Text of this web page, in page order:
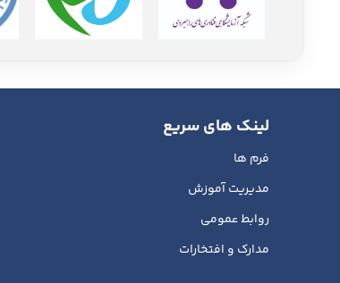
لینک های سریع
فرم ها
مدیریت آموزش
روابط عمومی
مدارک و افتخارات